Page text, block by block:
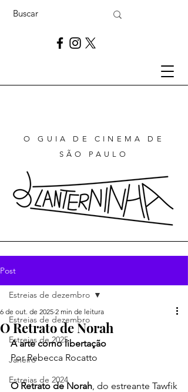
O GUIA DE CINEMA DE
SÃO PAULO
Post
Estreias de dezembro
Estreias de 2025
Janeiro
Estreias de 2024
Estreias de dezembro
O Retrato de Norah
6 de out. de 2025 2 min de leitura
A arte como libertação
Por Rebecca Rocatto
O Retrato de Norah, do estreante Tawfik